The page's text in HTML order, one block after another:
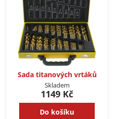
Sada titanových vrtáků
Skladem
1149 Kč
Do košíku